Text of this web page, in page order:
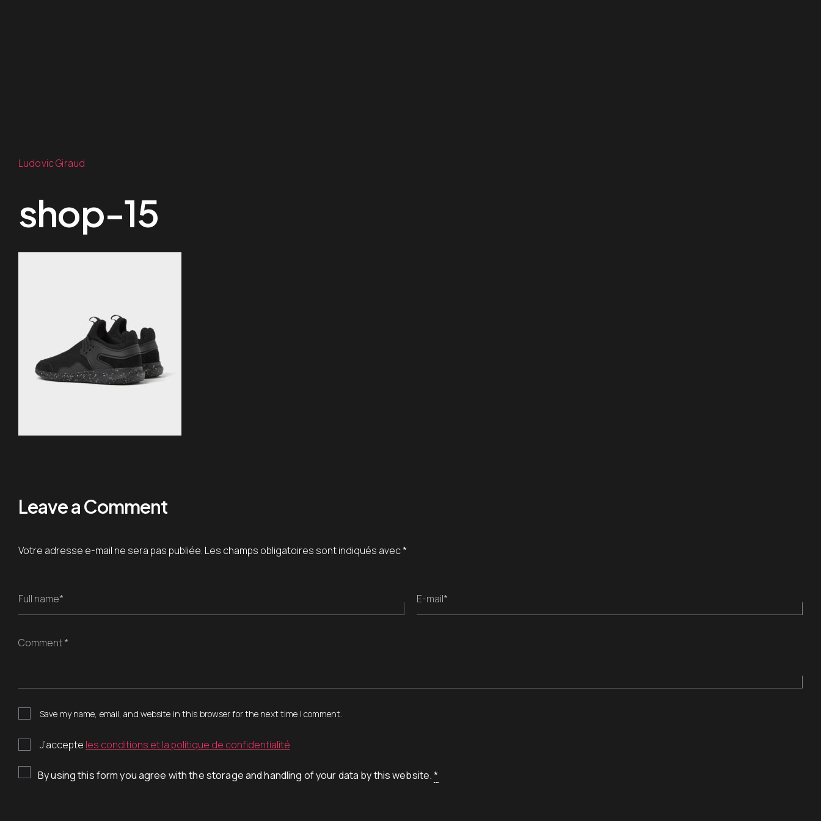
Ludovic Giraud
shop-15
Leave a Comment
Votre adresse e-mail ne sera pas publiée. Les champs obligatoires sont indiqués avec*
Full name* E-mail*
Comment *
Save my name, email, and website in this browser for the next time I comment.
J’accepte les conditions et la politique de confidentialité
By using this form you agree with the storage and handling of your data by this website.*